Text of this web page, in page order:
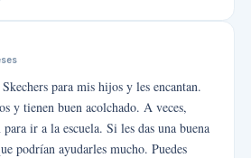
para mis hijos y les encantan.
y tienen buen acolchado. A veces,
ir a la escuela. Si les das una buena
podrían ayudarles mucho. Puedes